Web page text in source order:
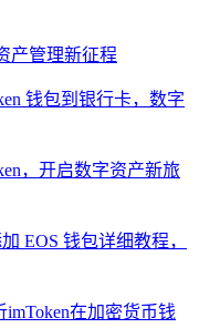
产管理新征程
钱包到银行卡，数字
，开启数字资产新旅
EOS 钱包详细教程，
imToken在加密货币钱